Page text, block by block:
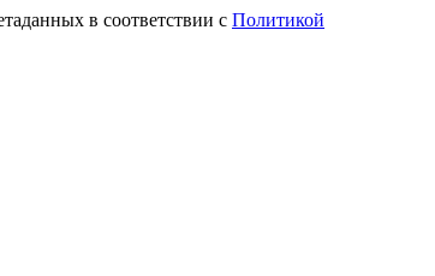
в соответствии с Политикой